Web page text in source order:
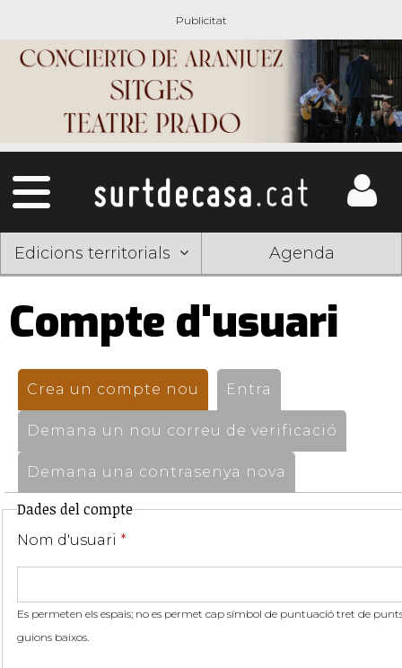
Edicions territorials Agenda
Compte d'usuari
Pestanyes
primàries
Crea un compte nou (pestanya activa)
Entra
Demana un nou correu de verificació
Demana una contrasenya nova
Dades del compte
Nom d'usuari *
Es permeten els espais; no es permet cap símbol de puntuació tret de
guions baixos.